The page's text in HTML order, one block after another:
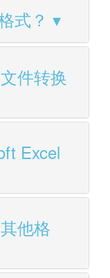
式？
件转换
Excel
他格